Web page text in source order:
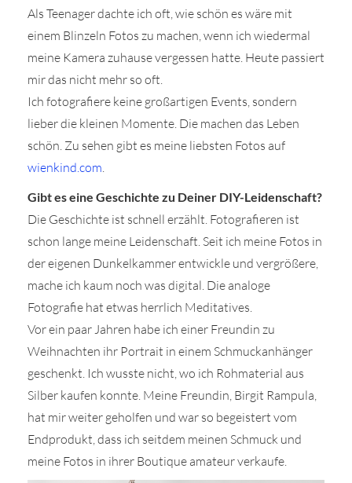
Als Teenager dachte ich oft, wie schön es wäre mit
einem Blinzeln Fotos zu machen, wenn ich wiedermal
meine Kamera zuhause vergessen hatte. Heute passiert
mir das nicht mehr so oft.
Ich fotografiere keine großartigen Events, sondern
lieber die kleinen Momente. Die machen das Leben
schön. Zu sehen gibt es meine liebsten Fotos auf
wienkind.com
Gibt es eine Geschichte zu Deiner DIY-Leidenschaft?
Die Geschichte ist schnell erzählt. Fotografieren ist
schon lange meine Leidenschaft. Seit ich meine Fotos in
der eigenen Dunkelkammer entwickle und vergrößere,
mache ich kaum noch was digital. Die analoge
Fotografie hat etwas herrlich Meditatives.
Vor ein paar Jahren habe ich einer Freundin zu
Weihnachten ihr Portrait in einem Schmuckanhänger
geschenkt. Ich wusste nicht, wo ich Rohmaterial aus
Silber kaufen konnte. Meine Freundin, Birgit Rampula,
hat mir weiter geholfen und war so begeistert vom
Endprodukt, dass ich seitdem meinen Schmuck und
meine Fotos in ihrer Boutique amateur verkaufe.